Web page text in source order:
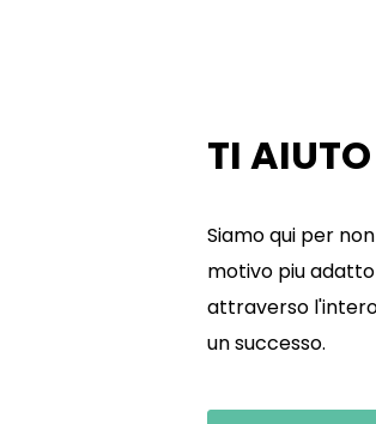
TI
Siamo qui per
motivo piu
attraverso
un successo.